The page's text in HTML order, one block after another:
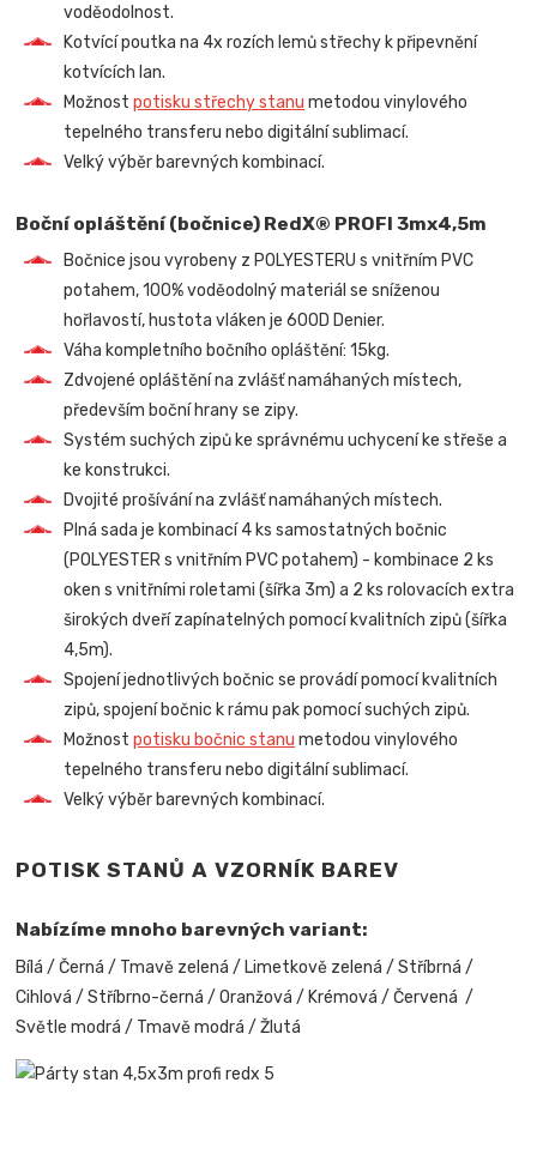
voděodolnost.
Kotvící poutka na 4x rozích lemů střechy k připevnění
kotvících lan.
Možnostpotisku střechy stanu metodou vinylového
tepelného transferu nebo digitální sublimací.
Velký výběr barevných kombinací.
Boční opláštění (bočnice) RedX® PROFI 3mx4,5m
Bočnice jsou vyrobeny z POLYESTERU s vnitřním PVC
potahem, 100% voděodolný materiál se sníženou
hořlavostí, hustota vláken je 600D Denier.
Váha kompletního bočního opláštění: 15kg.
Zdvojené opláštění na zvlášť namáhaných místech,
především boční hrany se zipy.
Systém suchých zipů ke správnému uchycení ke střeše a
ke konstrukci.
Dvojité prošívání na zvlášť namáhaných místech.
Plná sada je kombinací 4 ks samostatných bočnic
(POLYESTER s vnitřním PVC potahem) - kombinace 2 ks
oken s vnitřními roletami (šířka 3m) a 2 ks rolovacích extra
širokých dveří zapínatelných pomocí kvalitních zipů (šířka
4,5m).
Spojení jednotlivých bočnic se provádí pomocí kvalitních
zipů, spojení bočnic k rámu pak pomocí suchých zipů.
Možnostpotisku bočnic stanu metodou vinylového
tepelného transferu nebo digitální sublimací.
Velký výběr barevných kombinací.
POTISK STANŮ A VZORNÍK BAREV
Nabízíme mnoho barevných variant:
Bílá / Černá / Tmavě zelená / Limetkově zelená / Stříbrná /
Cihlová / Stříbrno-černá / Oranžová / Krémová / Červená /
Světle modrá / Tmavě modrá / Žlutá